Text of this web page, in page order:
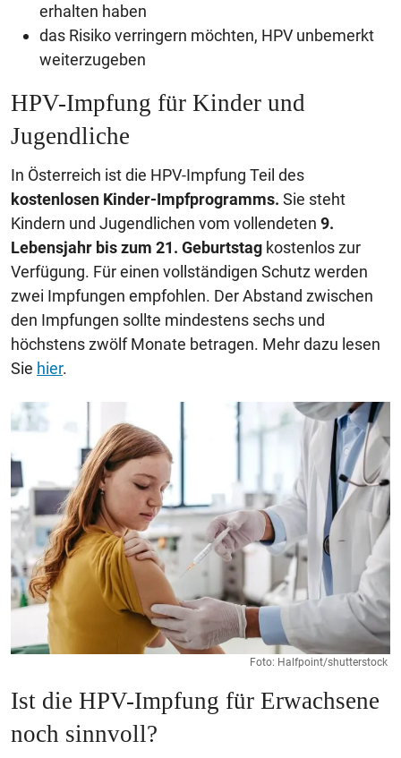
erhalten haben
das Risiko verringern möchten, HPV unbemerkt
weiterzugeben
HPV-Impfung für Kinder und
Jugendliche
In Österreich ist die HPV-Impfung Teil des
kostenlosen Kinder-Impfprogramms. Sie steht
Kindern und Jugendlichen vom vollendeten 9.
Lebensjahr bis zum 21. Geburtstag kostenlos zur
Verfügung. Für einen vollständigen Schutz werden
zwei Impfungen empfohlen. Der Abstand zwischen
den Impfungen sollte mindestens sechs und
höchstens zwölf Monate betragen. Mehr dazu lesen
Sie hier.
Foto: Halfpoint/shutterstock
Ist die HPV-Impfung für Erwachsene
noch sinnvoll?